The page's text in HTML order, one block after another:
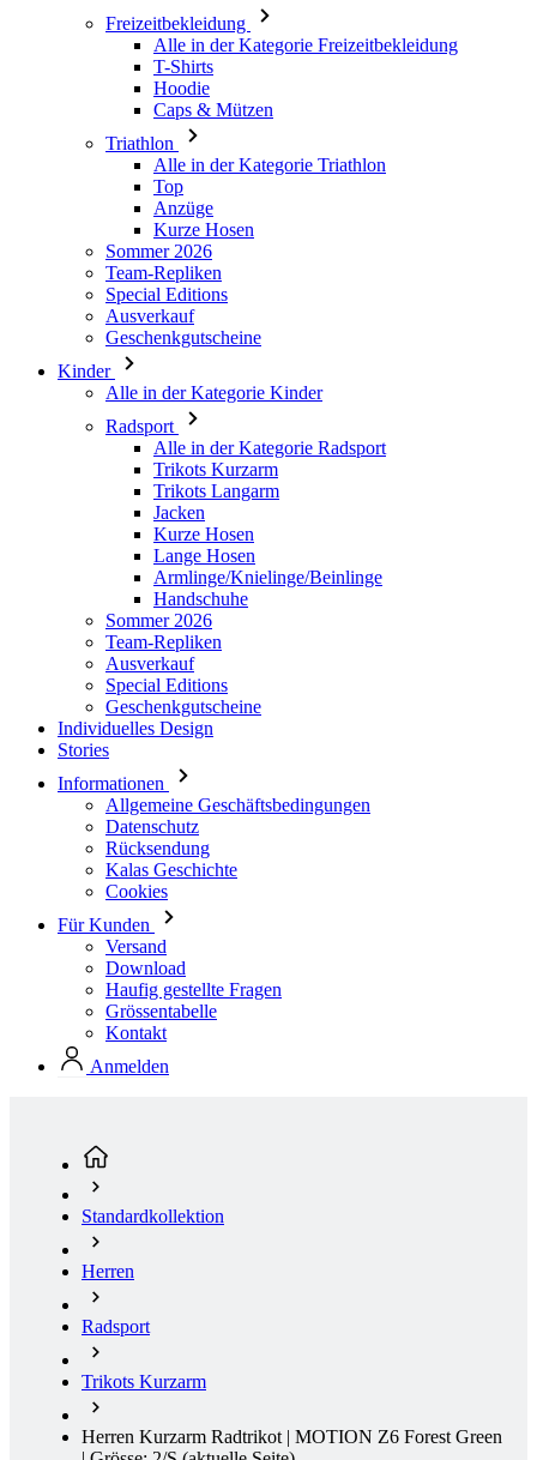
Caps & Mützen
Triathlon
Alle in der Kategorie Triathlon
Top
Anzüge
Kurze Hosen
Sommer 2026
Team-Repliken
Special Editions
Ausverkauf
Geschenkgutscheine
Kinder
Alle in der Kategorie Kinder
Radsport
Alle in der Kategorie Radsport
Trikots Langarm
Jacken
Kurze Hosen
Lange Hosen
Armlinge/Knielinge/Beinlinge
Handschuhe
Sommer 2026
Team-Repliken
Ausverkauf
Special Editions
Geschenkgutscheine
Individuelles Design
Stories
Informationen
Allgemeine Geschäftsbedingungen
Datenschutz
Rücksendung
Kalas Geschichte
Cookies
Für Kunden
Versand
Download
Haufig gestellte Fragen
Grössentabelle
Kontakt
Anmelden
Herren
Radsport
Trikots Kurzarm
Herren Kurzarm Radtrikot | MOTION Z6 Forest Green
| Grösse: 2/S
Sommer